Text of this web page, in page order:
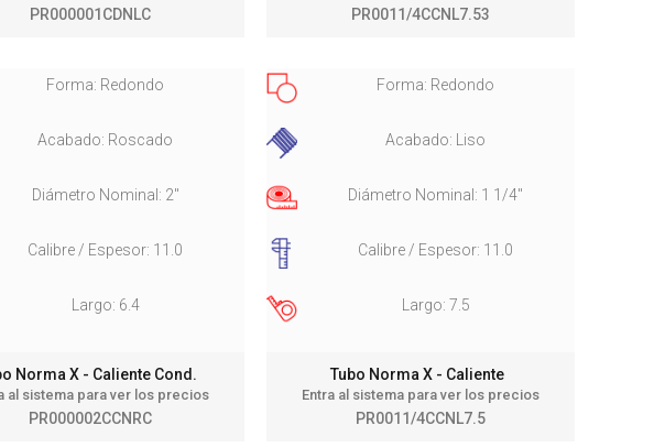
PR000001CDNLC PR0011/4CCNL7.53
Forma: Redondo
Acabado: Roscado
Diámetro Nominal: 2"
Calibre / Espesor: 11.0
Largo: 6.4
Norma X - Caliente Cond.
al sistema para ver los precios
PR000002CCNRC
Forma: Redondo
Acabado: Liso
Diámetro Nominal: 1 1/4"
Calibre / Espesor: 11.0
Largo: 7.5
Tubo Norma X - Caliente
Entra al sistema para ver los precios
PR0011/4CCNL7.5